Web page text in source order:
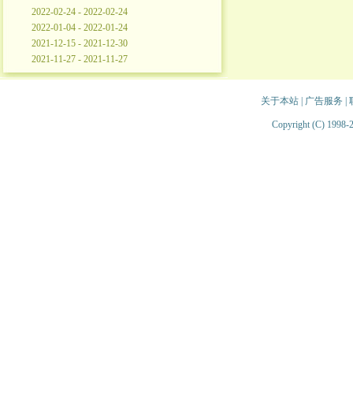
2022-02-24 - 2022-02-24
2022-01-04 - 2022-01-24
2021-12-15 - 2021-12-30
2021-11-27 - 2021-11-27
关于本站| 广告服务
Copyright (C) 1998-